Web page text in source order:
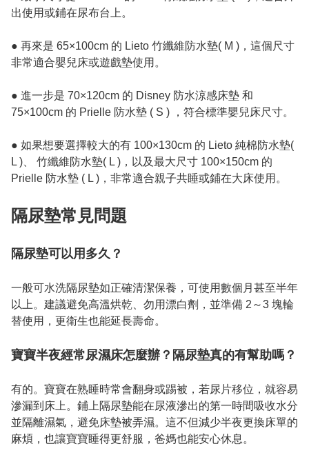
出使用或鋪在尿布台上。
● 再來是 65×100cm 的 Lieto 竹纖維防水墊( M )，這個尺寸
非常適合嬰兒床或遊戲墊使用。
● 進一步是 70×120cm 的 Disney 防水涼感床墊 和
75×100cm 的 Prielle 防水墊 ( S ) ，符合標準嬰兒床尺寸。
● 如果想要選擇較大的有 100×130cm 的 Lieto 純棉防水墊(
L )、 竹纖維防水墊( L )，以及最大尺寸 100×150cm 的
Prielle 防水墊 ( L )，非常適合親子共睡或鋪在大床使用。
隔尿墊常見問題
隔尿墊可以用多久？
一般可水洗隔尿墊如正確清潔保養，可使用數個月甚至半年
以上。建議避免高溫烘乾、勿用漂白劑，並準備 2～3 塊輪
替使用，更衛生也能延長壽命。
寶寶半夜經常尿濕床怎麼辦？隔尿墊真的有幫助嗎？
有的。寶寶在熟睡時常會翻身或踢被，若尿片移位，就容易
滲漏到床上。鋪上隔尿墊能在尿液滲出的第一時間吸收水分
並隔離濕氣，避免床墊被弄濕。這不但減少半夜更換床單的
麻煩，也讓寶寶睡得更舒服，爸媽也能安心休息。